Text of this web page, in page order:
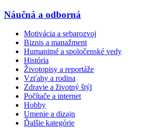
Náučná a odborná
Motivácia a sebarozvoj
Biznis a manažment
Humanitné a spoločenské vedy
História
Životopisy a reportáže
Vzťahy a rodina
Zdravie a životný štýl
Počítače a internet
Hobby
Umenie a dizajn
Ďalšie kategórie